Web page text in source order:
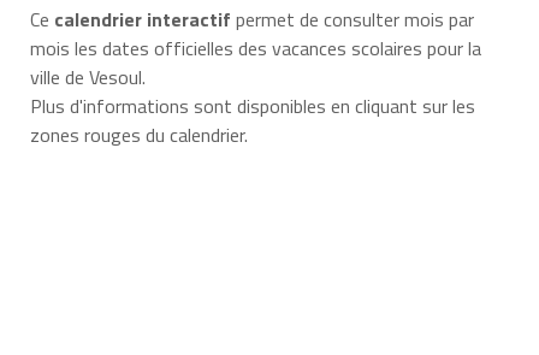
Ce calendrier interactif permet de consulter mois par
mois les dates officielles des vacances scolaires pour la
ville de Vesoul.
Plus d'informations sont disponibles en cliquant sur les
zones rouges du calendrier.